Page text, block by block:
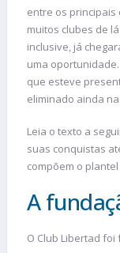
entre os principais
muitos clubes de
inclusive, já
uma
que esteve
eliminado ainda
Leia o texto a
suas conquistas
compõem o
A
O Club Libertad